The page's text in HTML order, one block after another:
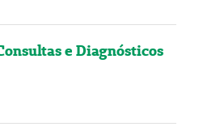
e Diagnósticos